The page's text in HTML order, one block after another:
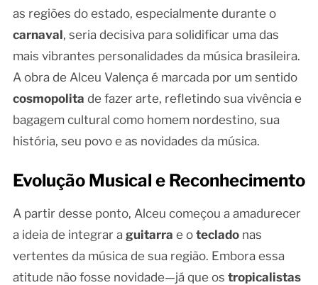
as regiões do estado, especialmente durante o
carnaval, seria decisiva para solidificar uma das
mais vibrantes personalidades da música brasileira.
A obra de Alceu Valença é marcada por um sentido
cosmopolita de fazer arte, refletindo sua vivência e
bagagem cultural como homem nordestino, sua
história, seu povo e as novidades da música.
Evolução Musical e Reconhecimento
A partir desse ponto, Alceu começou a amadurecer
a ideia de integrar a guitarra e o tecladonas
vertentes da música de sua região. Embora essa
atitude não fosse novidade—já que os tropicalistas